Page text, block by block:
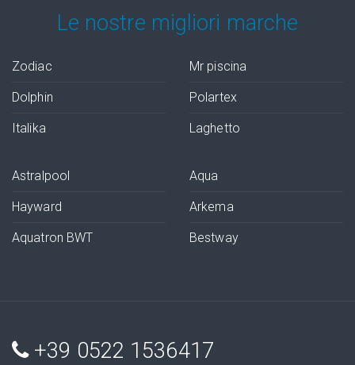
Le nostre migliori marche
Zodiac
Dolphin
Italika
Mr piscina
Polartex
Laghetto
Astralpool
Hayward
Aquatron BWT
Aqua
Arkema
Bestway
+39 0522 1536417